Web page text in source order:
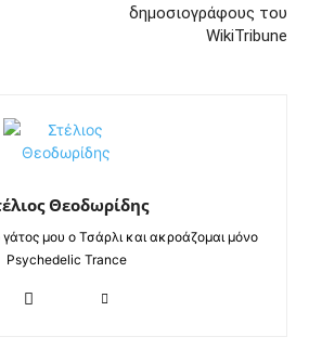
δημοσιογράφους του
WikiTribune
Θεοδωρίδης
μου ο Τσάρλι και ακροάζομαι μόνο
Psychedelic Trance